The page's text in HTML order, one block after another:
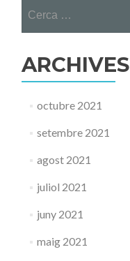
ARCHIVES
octubre 2021
setembre 2021
agost 2021
juliol 2021
juny 2021
maig 2021